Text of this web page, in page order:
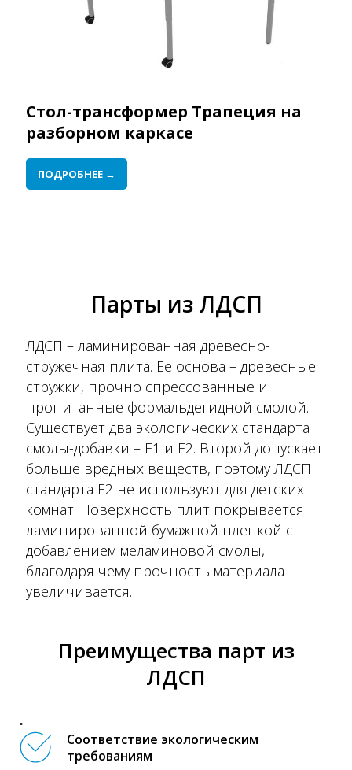
Стол-трансформер Трапеция на
разборном каркасе
ПОДРОБНЕЕ →
Парты из ЛДСП
ЛДСП – ламинированная древесно-
стружечная плита. Ее основа – древесные
стружки, прочно спрессованные и
пропитанные формальдегидной смолой.
Существует два экологических стандарта
смолы-добавки – Е1 и Е2. Второй допускает
больше вредных веществ, поэтому ЛДСП
стандарта Е2 не используют для детских
комнат. Поверхность плит покрывается
ламинированной бумажной пленкой с
добавлением меламиновой смолы,
благодаря чему прочность материала
увеличивается.
Преимущества парт из
ЛДСП
Соответствие экологическим
требованиям